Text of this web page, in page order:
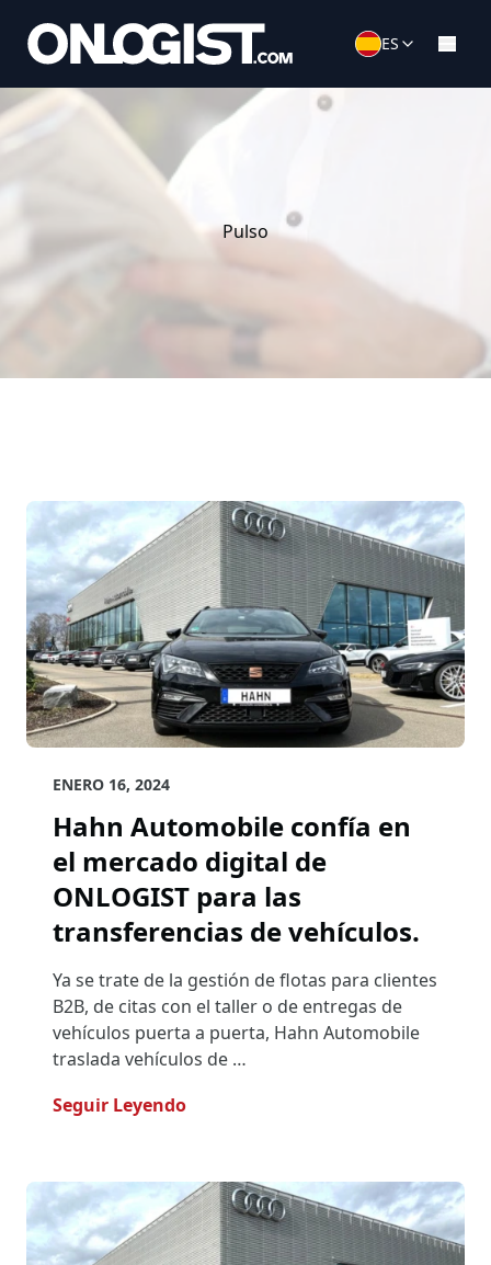
ES
Pulso
ENERO 16, 2024
Hahn Automobile confía en
el mercado digital de
ONLOGIST para las
transferencias de vehículos.
Ya se trate de la gestión de flotas para clientes
B2B, de citas con el taller o de entregas de
vehículos puerta a puerta, Hahn Automobile
traslada vehículos de …
Seguir Leyendo- Hahn Automobile Confía En El